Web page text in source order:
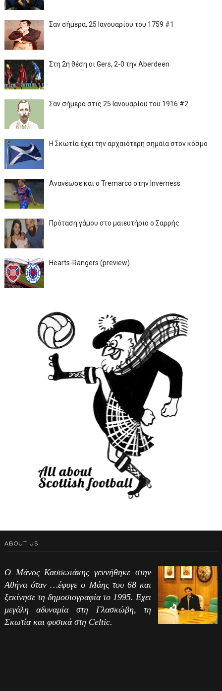
Σαν σήμερα, 25 Ιανουαρίου του 1759 #1
Στη 2η θέση οι Gers, 2-0 την Aberdeen
Σαν σήμερα στις 25 Ιανουαρίου του 1916 #2
Η Σκωτία έχει την αρχαιότερη σημαία στον κόσμο
Ανανέωσε και ο Tremarco στην Inverness
Πρόταση γάμου στο μαιευτήριο ο Σαρρής
Hearts-Rangers (preview)
ABOUT US
Ο Μάνος Κασσωτάκης γεννήθηκε στην
Αθήνα όταν …έφυγε ο Μάης του 68 και
ξεκίνησε τη δημοσιογραφία το 1995. Εχει
μεγάλη αδυναμία στη Γλασκώβη, τη
Σκωτία και φυσικά στη Celtic.